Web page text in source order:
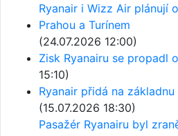
Ryanair i Wizz Air plánují
Prahou a Turínem
(24.07.2026 12:00)
Zisk Ryanairu se propadl
15:10)
Ryanair přidá na
(15.07.2026 18:30)
Pasažér Ryanairu byl